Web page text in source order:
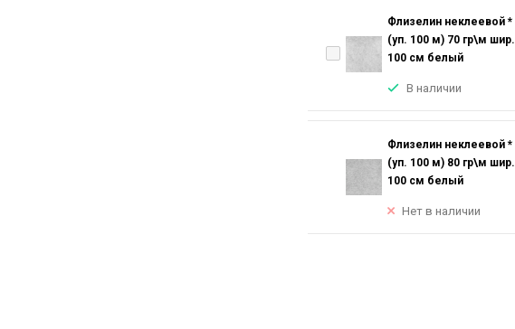
Флизелин неклеевой *
(уп. 100 м) 70 гр\м шир.
100 см белый
В наличии
Флизелин неклеевой *
(уп. 100 м) 80 гр\м шир.
100 см белый
Нет в наличии